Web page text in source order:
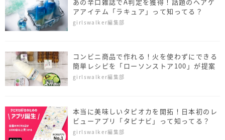
アアイテム「ラキュア」って知ってる？
girlswalker編集部
コンビニ商品で作れる！火を使わずにできる
簡単レシピを「ローソンストア100」が提案
girlswalker編集部
本当に美味しいタピオカを開拓！日本初のレ
ビューアプリ「タピナビ」って知ってる？
girlswalker編集部